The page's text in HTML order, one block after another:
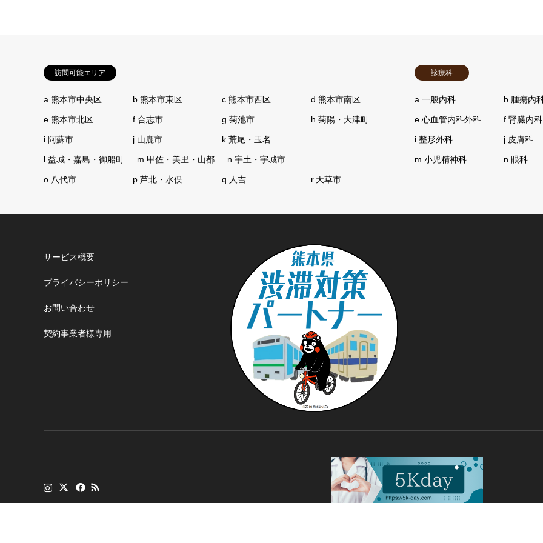
訪問可能エリア
a.熊本市中央区 b.熊本市東区 c.熊本市西区 d.熊本市南区
e.熊本市北区 f.合志市 g.菊池市 h.菊陽・大津町
i.阿蘇市 j.山鹿市 k.荒尾・玉名
l.益城・嘉島・御船町 m.甲佐・美里・山都 n.宇土・宇城市
o.八代市 p.芦北・水俣 q.人吉 r.天草市
診療科
a.一般内科 b.腫瘍内
e.心血管内科外科 f.腎臓内科
i.整形外科 j.皮膚科
m.小児精神科 n.眼科
サービス概要
プライバシーポリシー
お問い合わせ
契約事業者様専用